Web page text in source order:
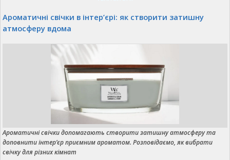
Ароматичні свічки в інтер’єрі: як створити затишну
атмосферу вдома
Ароматичні свічки допомагають створити затишну атмосферу та
доповнити інтер’єр приємним ароматом. Розповідаємо, як вибрати
свічку для різних кімнат